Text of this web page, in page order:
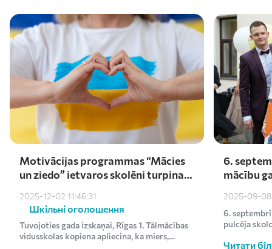
Motivācijas programmas “Mācies
un ziedo” ietvaros skolēni turpina
kārtējie €1000
2025-12-02 11:46:31
Шкільні оголошення
Tuvojoties gada izskaņai, Rīgas 1. Tālmācības
vidusskolas kopiena apliecina, ka miers,
6.
mācību
2025-09-08
6. septembrī
pulcēja
Читати